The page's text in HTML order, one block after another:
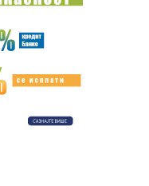
koje publika ne vidi: Kako
POJAČANJA: MVP odabrao
u Zvezdin bratski klub